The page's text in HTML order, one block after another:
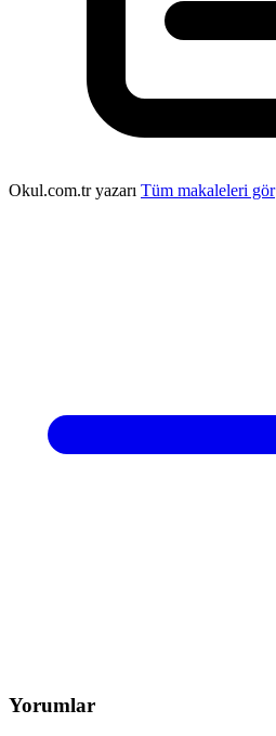
Okul.com.tr yazarı Tüm makaleleri gör
Yorumlar